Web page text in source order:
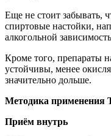
Еще не стоит забывать,
спиртовые настойки,
алкогольной
Кроме того, препараты
устойчивы, менее
значительно дольше.
Методика применения
Приём внутрь